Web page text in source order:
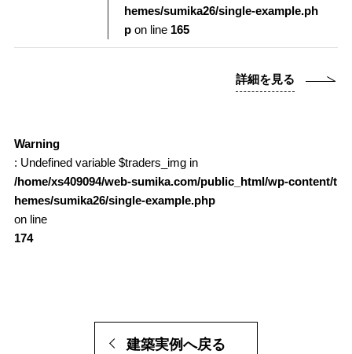
hemes/sumika26/single-example.ph
pon line 165
詳細を見る
Warning
: Undefined variable $traders_img in
/home/xs409094/web-sumika.com/public_html/wp-content/t
hemes/sumika26/single-example.php
on line
174
建築実例へ戻る